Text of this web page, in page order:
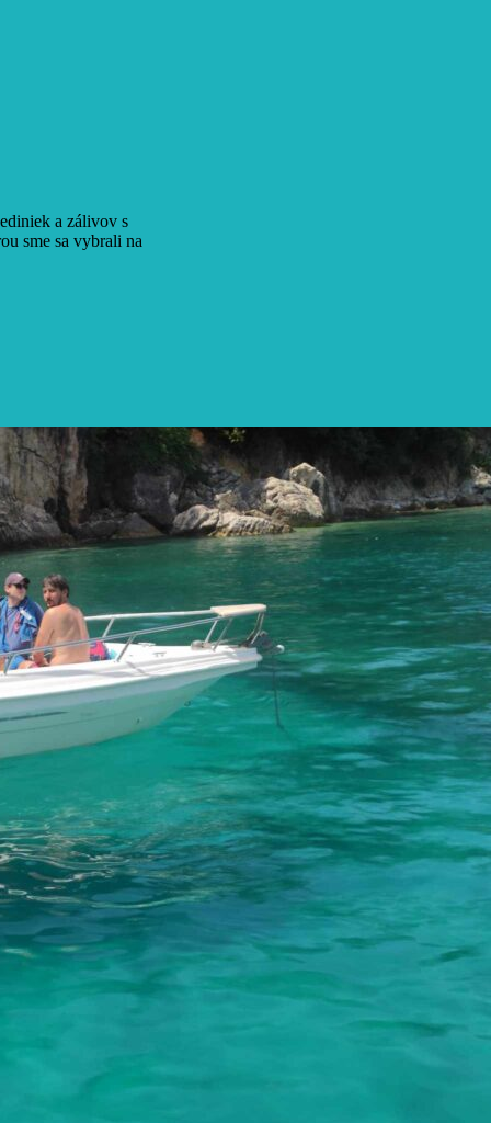
a zálivov s
sme sa vybrali na